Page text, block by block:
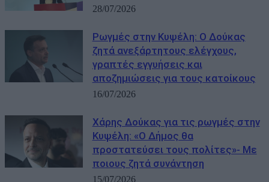
28/07/2026
Ρωγμές στην Κυψέλη: Ο Δούκας
ζητά ανεξάρτητους ελέγχους,
γραπτές εγγυήσεις και
αποζημιώσεις για τους κατοίκους
16/07/2026
Χάρης Δούκας για τις ρωγμές στην
Κυψέλη: «Ο Δήμος θα
προστατεύσει τους πολίτες»- Με
ποιους ζητά συνάντηση
15/07/2026